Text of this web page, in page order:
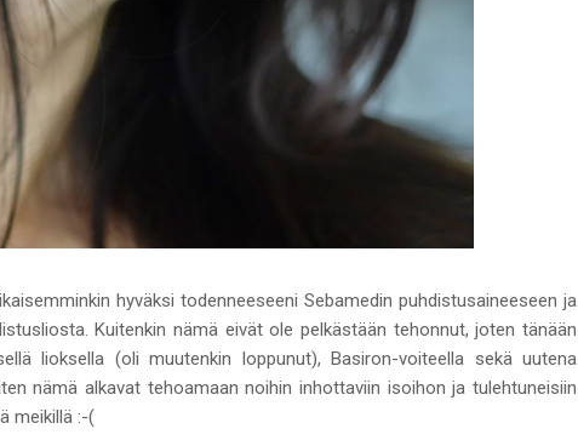
hyväksi todenneeseeni Sebamedin puhdistusaineeseen ja
Kuitenkin nämä eivät ole pelkästään tehonnut, joten tänään
lioksella (oli muutenkin loppunut), Basiron-voiteella sekä uutena
nämä alkavat tehoamaan noihin inhottaviin isoihon ja tulehtuneisiin
meikillä :-(